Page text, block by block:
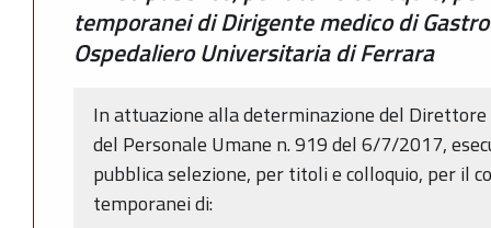
temporanei di Dirigente medico di
Ospedaliero Universitaria di Ferrara
In attuazione alla determinazione del Direttore
del Personale Umane n. 919 del 6/7/2017,
pubblica selezione, per titoli e colloquio, per il
temporanei di: